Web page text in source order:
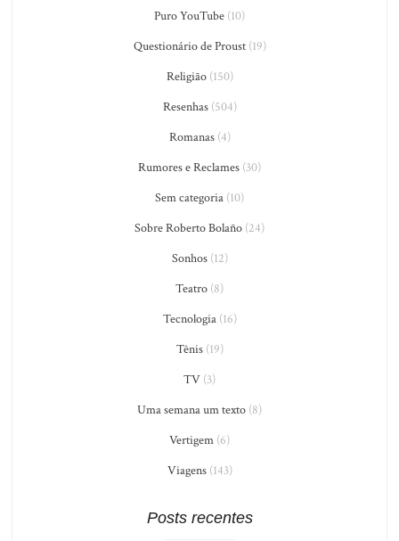
Puro YouTube (10)
Questionário de Proust(19)
Religião(150)
Resenhas(504)
Romanas(4)
Rumores e Reclames (30)
Sem categoria (10)
Sobre Roberto Bolaño (24)
Sonhos(12)
Teatro (8)
Tecnologia(16)
Tênis(19)
TV (3)
Uma semana um texto (8)
Vertigem (6)
Viagens(143)
Posts recentes